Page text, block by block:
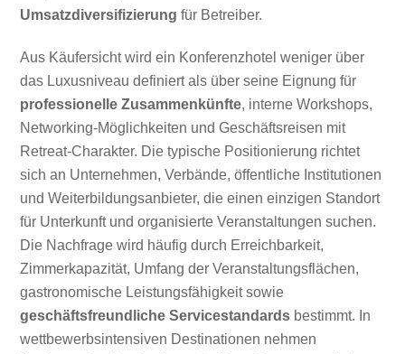
Umsatzdiversifizierung für Betreiber.
Aus Käufersicht wird ein Konferenzhotel weniger über
das Luxusniveau definiert als über seine Eignung für
professionelle Zusammenkünfte, interne Workshops,
Networking-Möglichkeiten und Geschäftsreisen mit
Retreat-Charakter. Die typische Positionierung richtet
sich an Unternehmen, Verbände, öffentliche Institutionen
und Weiterbildungsanbieter, die einen einzigen Standort
für Unterkunft und organisierte Veranstaltungen suchen.
Die Nachfrage wird häufig durch Erreichbarkeit,
Zimmerkapazität, Umfang der Veranstaltungsflächen,
gastronomische Leistungsfähigkeit sowie
geschäftsfreundliche Servicestandards bestimmt. In
wettbewerbsintensiven Destinationen nehmen